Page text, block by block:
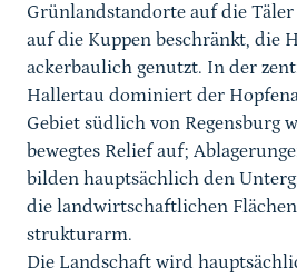
Grünlandstandorte auf die
auf die Kuppen beschränkt, die
ackerbaulich genutzt. In der
Hallertau dominiert der
Gebiet südlich von Regensburg
bewegtes Relief auf;
bilden hauptsächlich den
die landwirtschaftlichen
strukturarm.
Die Landschaft wird